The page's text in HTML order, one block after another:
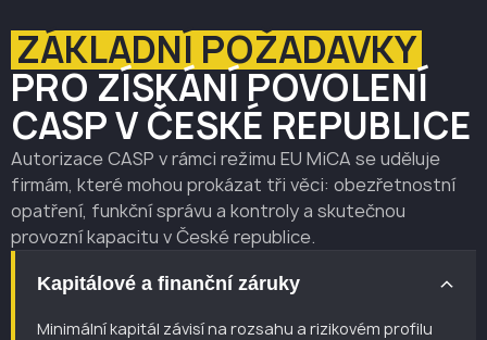
ZÁKLADNÍ POŽADAVKY
PRO ZÍSKÁNÍ POVOLENÍ
CASP V ČESKÉ REPUBLICE
Autorizace CASP v rámci režimu EU MiCA se uděluje
firmám, které mohou prokázat tři věci: obezřetnostní
opatření, funkční správu a kontroly a skutečnou
provozní kapacitu v České republice.
Kapitálové a finanční záruky
Minimální kapitál závisí na rozsahu a rizikovém profilu